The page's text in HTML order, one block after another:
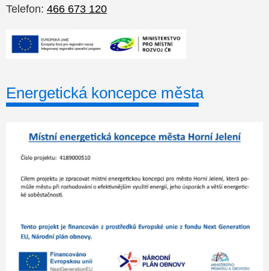
Telefon: 466 673 120
Energetická koncepce města